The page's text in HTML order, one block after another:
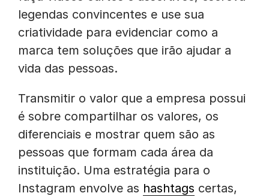
legendas convincentes e use sua
criatividade para evidenciar como a
marca tem soluções que irão ajudar a
vida das pessoas.
Transmitir o valor que a empresa possui
é sobre compartilhar os valores, os
diferenciais e mostrar quem são as
pessoas que formam cada área da
instituição. Uma estratégia para o
Instagram envolve as hashtags certas,